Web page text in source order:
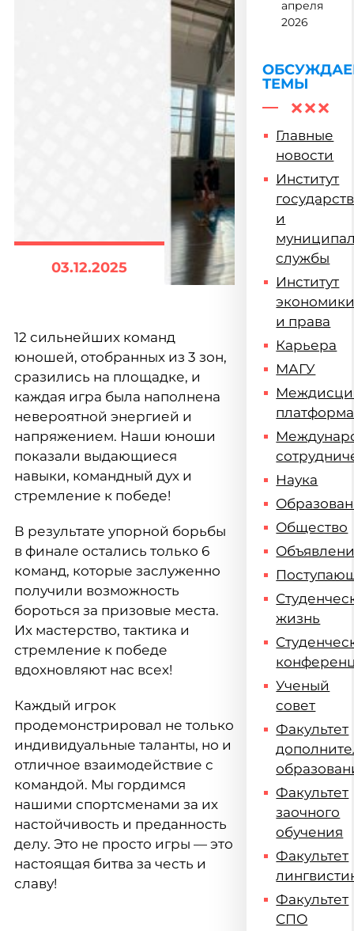
03.12.2025
12 сильнейших команд
юношей, отобранных из 3 зон,
сразились на площадке, и
каждая игра была наполнена
невероятной энергией и
напряжением. Наши юноши
показали выдающиеся
навыки, командный дух и
стремление к победе!
В результате упорной борьбы
в финале остались только 6
команд, которые заслуженно
получили возможность
бороться за призовые места.
Их мастерство, тактика и
стремление к победе
вдохновляют нас всех!
Каждый игрок
продемонстрировал не только
индивидуальные таланты, но и
отличное взаимодействие с
командой. Мы гордимся
нашими спортсменами за их
настойчивость и преданность
делу. Это не просто игры — это
настоящая битва за честь и
славу!
студент
ФСПО
апреля
2026
ТЕМЫ
Главные
новости
Институт
и
службы
Институт
и права
Карьера
МАГУ
платформа
Наука
Общество
жизнь
Ученый
совет
Факультет
Факультет
заочного
обучения
Факультет
Факультет
СПО